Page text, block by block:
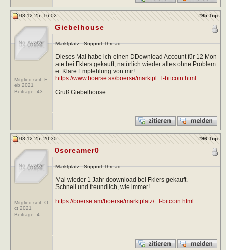
08.12.25, 16:02 #95 Top
Mitglied seit: F
eb 2021
Beiträge: 43
Giebelhouse
Marktplatz - Support Thread
Dieses Mal habe ich einen DDownload Account für 12 Mon
ate bei Fklers gekauft, natürlich wieder alles ohne Problem
e. Klare Empfehlung von mir!
https://www.boerse.sx/boerse/marktpl...l-bitcoin.html
Gruß Giebelhouse
08.12.25, 20:30 #96 Top
Mitglied seit: O
ct 2021
Beiträge: 4
0screamer0
Marktplatz - Support Thread
Mal wieder 1 Jahr dcownload bei Fklers gekauft.
Schnell und freundlich, wie immer!
https://boerse.am/boerse/marktplatz/...l-bitcoin.html